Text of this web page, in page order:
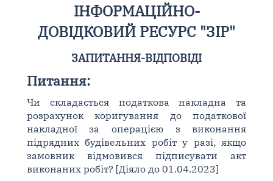
ІНФОРМАЦІЙНО-
ДОВІДКОВИЙ РЕСУРС "ЗІР"
ЗАПИТАННЯ-ВІДПОВІДІ
Питання:
Чи складається податкова накладна та
розрахунок коригування до податкової
накладної за операцією з виконання
підрядних будівельних робіт у разі, якщо
замовник відмовився підписувати акт
виконаних робіт? [Діяло до 01.04.2023]